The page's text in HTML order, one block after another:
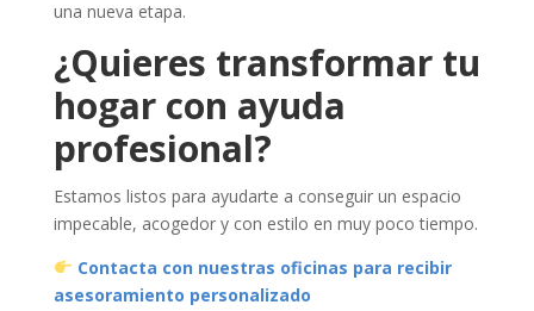
una nueva etapa.
¿Quieres transformar tu
hogar con ayuda
profesional?
Estamos listos para ayudarte a conseguir un espacio
impecable, acogedor y con estilo en muy poco tiempo.
Contacta con nuestras oficinas para recibir
asesoramiento personalizado